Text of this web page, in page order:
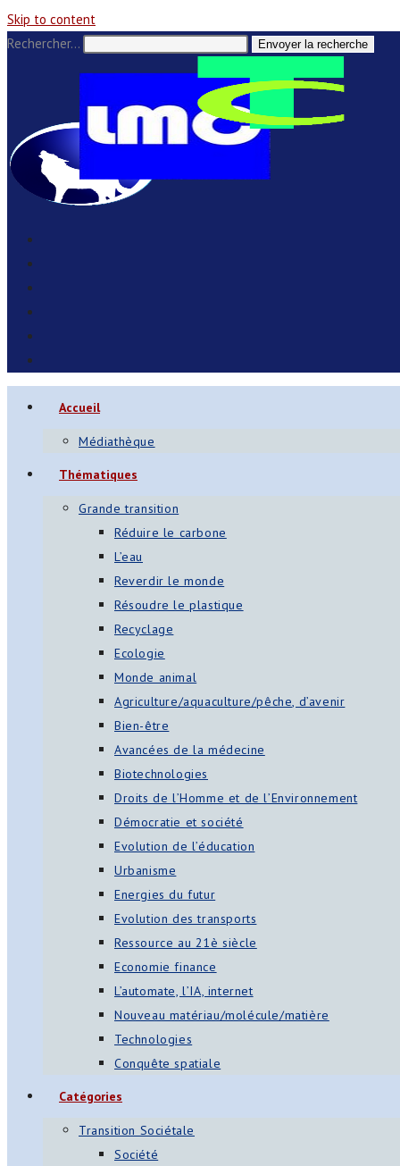
Skip to content
Rechercher…
Envoyer la recherche
Accueil
Médiathèque
Thématiques
Grande transition
Réduire le carbone
L’eau
Reverdir le monde
Résoudre le plastique
Recyclage
Ecologie
Monde animal
Agriculture/aquaculture/pêche, d’avenir
Bien-être
Avancées de la médecine
Biotechnologies
Droits de l’Homme et de l’Environnement
Démocratie et société
Evolution de l’éducation
Urbanisme
Energies du futur
Evolution des transports
Ressource au 21è siècle
Economie finance
L’automate, l’IA, internet
Nouveau matériau/molécule/matière
Technologies
Conquête spatiale
Catégories
Transition Sociétale
Société